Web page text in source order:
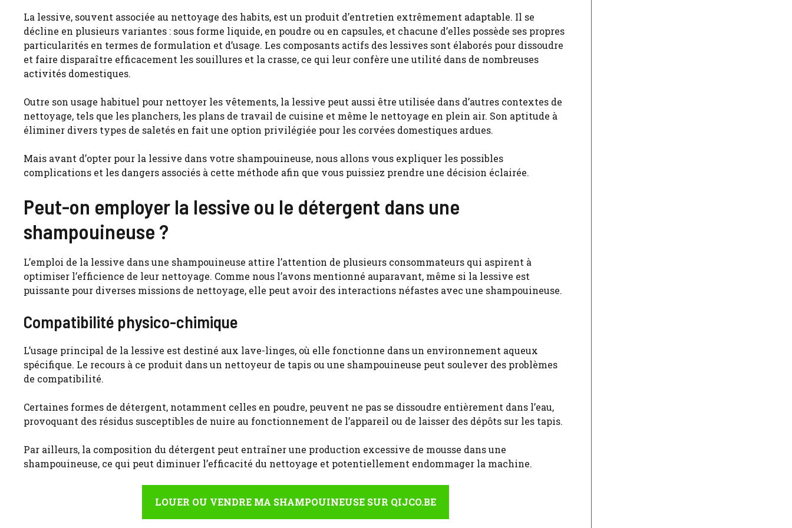
La lessive, souvent associée au nettoyage des habits, est un produit d’entretien extrêmement adaptable. Il se
décline en plusieurs variantes : sous forme liquide, en poudre ou en capsules, et chacune d’elles possède ses propres
particularités en termes de formulation et d’usage. Les composants actifs des lessives sont élaborés pour dissoudre
et faire disparaître efficacement les souillures et la crasse, ce qui leur confère une utilité dans de nombreuses
activités domestiques.
Outre son usage habituel pour nettoyer les vêtements, la lessive peut aussi être utilisée dans d’autres contextes de
nettoyage, tels que les planchers, les plans de travail de cuisine et même le nettoyage en plein air. Son aptitude à
éliminer divers types de saletés en fait une option privilégiée pour les corvées domestiques ardues.
Mais avant d’opter pour la lessive dans votre shampouineuse, nous allons vous expliquer les possibles
complications et les dangers associés à cette méthode afin que vous puissiez prendre une décision éclairée.
Peut-on employer la lessive ou le détergent dans une
shampouineuse ?
L’emploi de la lessive dans une shampouineuse attire l’attention de plusieurs consommateurs qui aspirent à
optimiser l’efficience de leur nettoyage. Comme nous l’avons mentionné auparavant, même si la lessive est
puissante pour diverses missions de nettoyage, elle peut avoir des interactions néfastes avec une shampouineuse.
Compatibilité physico-chimique
L’usage principal de la lessive est destiné aux lave-linges, où elle fonctionne dans un environnement aqueux
spécifique. Le recours à ce produit dans un nettoyeur de tapis ou une shampouineuse peut soulever des problèmes
de compatibilité.
Certaines formes de détergent, notamment celles en poudre, peuvent ne pas se dissoudre entièrement dans l’eau,
provoquant des résidus susceptibles de nuire au fonctionnement de l’appareil ou de laisser des dépôts sur les tapis.
Par ailleurs, la composition du détergent peut entraîner une production excessive de mousse dans une
shampouineuse, ce qui peut diminuer l’efficacité du nettoyage et potentiellement endommager la machine.
LOUER OU VENDRE MA SHAMPOUINEUSE SUR QIJCO.BE